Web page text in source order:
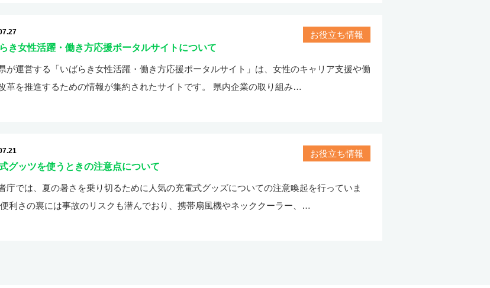
お役立ち情報
き女性活躍・働き方応援ポータルサイトについて
が運営する「いばらき女性活躍・働き方応援ポータルサイト」は、女性のキャリア支援や働
革を推進するための情報が集約されたサイトです。 県内企業の取り組み…
お役立ち情報
グッツを使うときの注意点について
庁では、夏の暑さを乗り切るために人気の充電式グッズについての注意喚起を行っていま
利さの裏には事故のリスクも潜んでおり、携帯扇風機やネッククーラー、…